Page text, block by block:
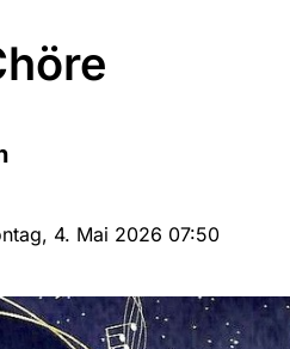
4. Mai 2026 07:50